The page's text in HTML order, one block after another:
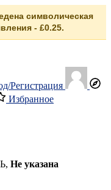
символическая
- £0.25.
Регистрация
Избранное
Не указана